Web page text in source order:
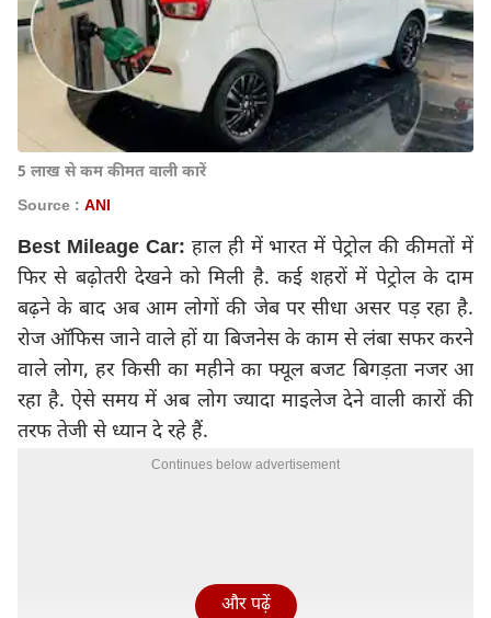
5 लाख से कम कीमत वाली कारें
Source : ANI
Best Mileage Car: हाल ही में भारत में पेट्रोल की कीमतों में
फिर से बढ़ोतरी देखने को मिली है. कई शहरों में पेट्रोल के दाम
बढ़ने के बाद अब आम लोगों की जेब पर सीधा असर पड़ रहा है.
रोज ऑफिस जाने वाले हों या बिजनेस के काम से लंबा सफर करने
वाले लोग, हर किसी का महीने का फ्यूल बजट बिगड़ता नजर आ
रहा है. ऐसे समय में अब लोग ज्यादा माइलेज देने वाली कारों की
तरफ तेजी से ध्यान दे रहे हैं.
Continues below advertisement
और पढ़ें